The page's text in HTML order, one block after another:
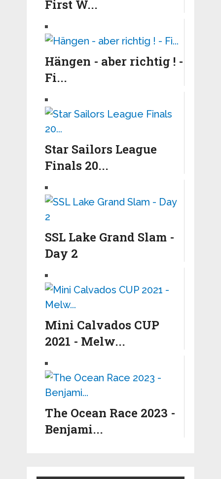
First W...
Hängen - aber richtig ! -
Fi...
Star Sailors League
Finals 20...
SSL Lake Grand Slam -
Day 2
Mini Calvados CUP
2021 - Melw...
The Ocean Race 2023 -
Benjami...